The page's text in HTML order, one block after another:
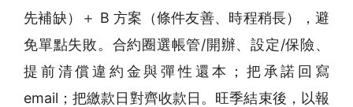
先補缺）＋ B 方案（條件友善、時程稍長），避
免單點失敗。合約圈選帳管/開辦、設定/保險、
提前清償違約金與彈性還本；把承諾回寫
email；把繳款日對齊收款日。旺季結束後，以報